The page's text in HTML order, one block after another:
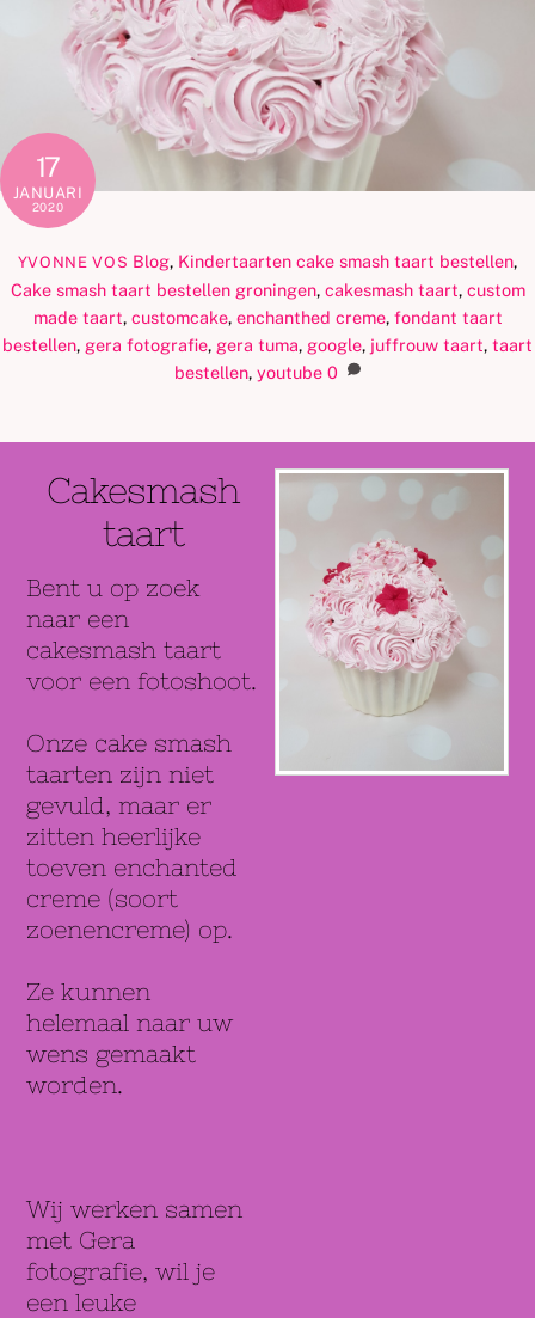
17
JANUARI
2020
YVONNE VOS Blog, Kindertaarten cake smash taart bestellen,
Cake smash taart bestellen groningen, cakesmash taart, custom
made taart, customcake, enchanthed creme, fondant taart
bestellen, gera fotografie, gera tuma, google, juffrouw taart, taart
bestellen, youtube 0
Cakesmash
taart
Bent u op zoek
naar een
cakesmash taart
voor een fotoshoot.
Onze cake smash
taarten zijn niet
gevuld, maar er
zitten heerlijke
toeven enchanted
creme (soort
zoenencreme) op.
Ze kunnen
helemaal naar uw
wens gemaakt
worden.
Wij werken samen
met Gera
fotografie, wil je
een leuke